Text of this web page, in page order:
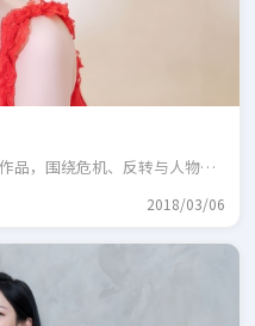
品，围绕危机、反转与人物成
2018/03/06